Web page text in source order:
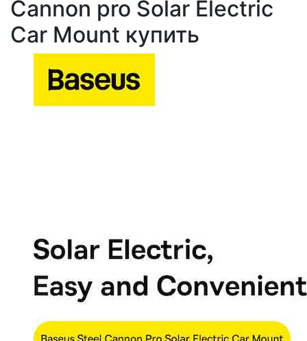
Cannon pro Solar Electric
Car Mount купить